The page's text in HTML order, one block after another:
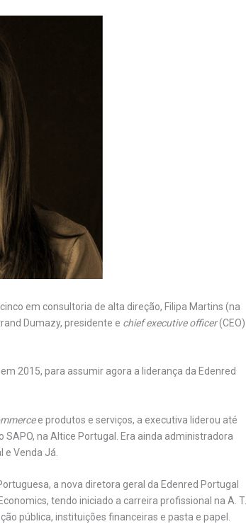
em consultoria de alta direção, Filipa Martins (na
Dumazy, presidente e chief executive officer(CEO)
2015, para assumir agora a liderança da Edenred
e produtos e serviços, a executiva liderou até
na Altice Portugal. Era ainda administradora
Venda Já.
a nova diretora geral da Edenred Portugal
tendo iniciado a carreira profissional na A. T.
pública, instituições financeiras e pasta e papel.